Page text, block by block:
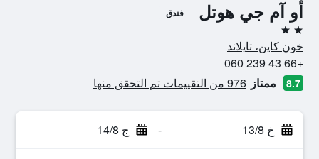
أو آم جي هوتل فندق
2 نجمتين
خون كاين، تايلاند
+66 43 239 060
8.7 ممتاز 976 من التقييمات تم التحقق منها
خ 13/8 - ج 14/8